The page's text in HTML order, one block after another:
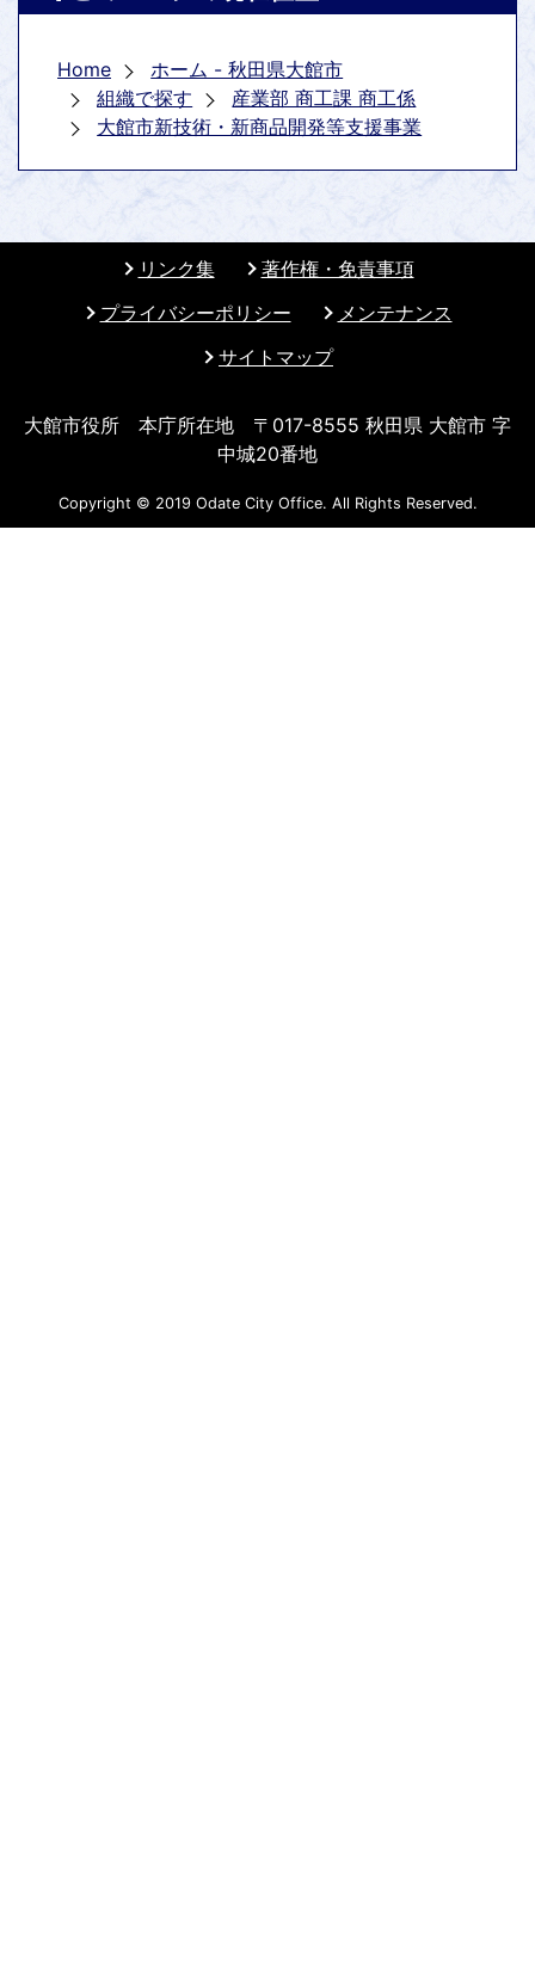
Home
ホーム - 秋田県大館市
組織で探す
産業部 商工課 商工係
大館市新技術・新商品開発等支援事業
リンク集
著作権・免責事項
プライバシーポリシー
メンテナンス
サイトマップ
大館市役所 本庁所在地 〒017-8555 秋田県 大館市 字
中城20番地
Copyright © 2019 Odate City Office. All Rights Reserved.